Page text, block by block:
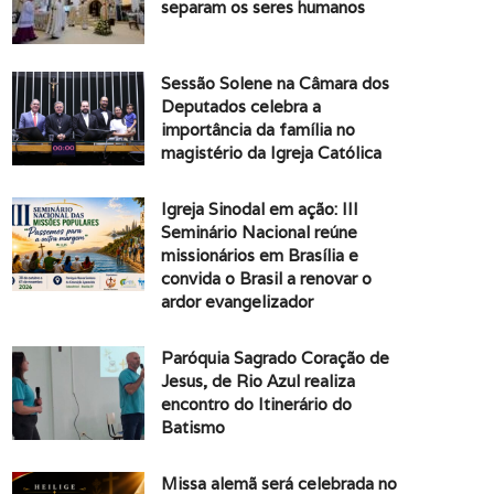
separam os seres humanos
Sessão Solene na Câmara dos
Deputados celebra a
importância da família no
magistério da Igreja Católica
Igreja Sinodal em ação: III
Seminário Nacional reúne
missionários em Brasília e
convida o Brasil a renovar o
ardor evangelizador
Paróquia Sagrado Coração de
Jesus, de Rio Azul realiza
encontro do Itinerário do
Batismo
Missa alemã será celebrada no